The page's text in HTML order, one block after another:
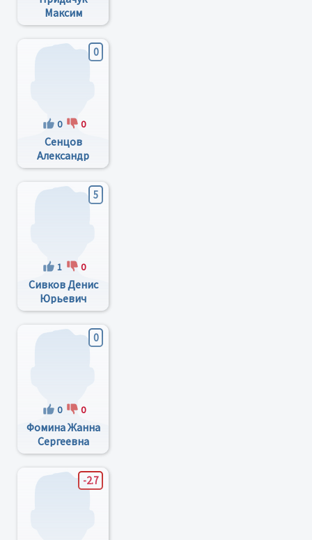
Максим
Петрович
0
0 0
Сенцов
Александр
Сергеевич
5
1 0
Сивков Денис
Юрьевич
0
0 0
Фомина Жанна
Сергеевна
-2.7